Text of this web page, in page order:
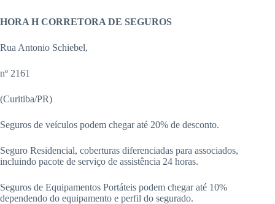
HORA H CORRETORA DE SEGUROS
Rua Antonio Schiebel,
nº 2161
(Curitiba/PR)
Seguros de veículos podem chegar até 20% de desconto.
Seguro Residencial, coberturas diferenciadas para associados,
incluindo pacote de serviço de assistência 24 horas.
Seguros de Equipamentos Portáteis podem chegar até 10%
dependendo do equipamento e perfil do segurado.